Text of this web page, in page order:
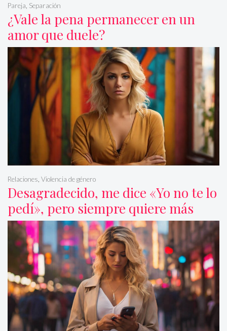
¿Vale la pena permanecer en un
amor que duele?
Pareja, Separación
Desagradecido, me dice «Yo no te lo
pedí», pero siempre quiere más
Relaciones, Violencia de género